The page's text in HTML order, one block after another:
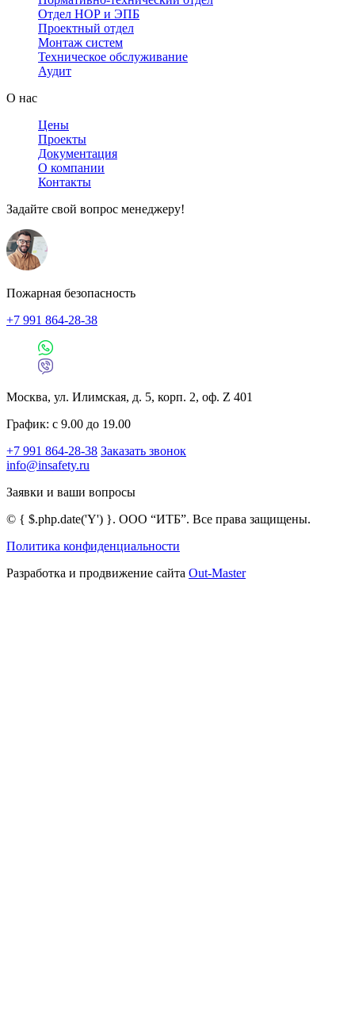
Отдел НОР и ЭПБ
Проектный отдел
Монтаж систем
Техническое обслуживание
Аудит
О нас
Цены
Проекты
Документация
О компании
Контакты
Задайте свой вопрос менеджеру!
Пожарная безопасность
+7 991 864-28-38
Москва, ул. Илимская, д. 5, корп. 2, оф. Z 401
График: с 9.00 до 19.00
+7 991 864-28-38 Заказать звонок
info@insafety.ru
Заявки и ваши вопросы
© { $.php.date('Y') }. ООО “ИТБ”. Все права защищены.
Политика конфиденциальности
Разработка и продвижение сайта Out-Master